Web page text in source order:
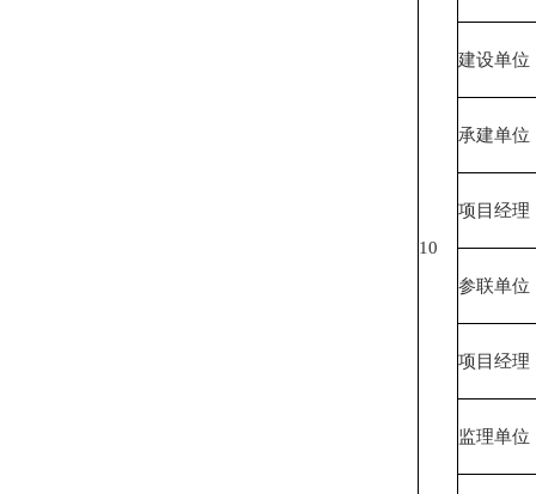
10
建设单位
承建单位
项目经理
参联单位
项目经理
监理单位